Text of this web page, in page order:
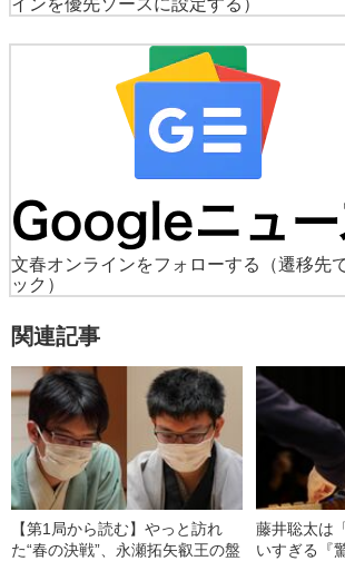
文春オンラインをフォローする
（遷移先
ック）
関連記事
【第1局から読む】やっと訪れ
た“春の決戦”、永瀬拓矢叡王の盤
藤井聡太は
いすぎる『